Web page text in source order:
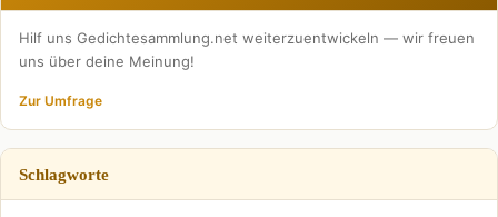
Hilf uns Gedichtesammlung.net weiterzuentwickeln — wir freuen
uns über deine Meinung!
Zur Umfrage
Schlagworte